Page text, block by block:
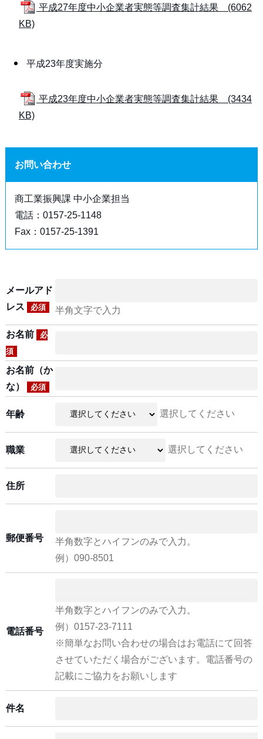
平成27年度中小企業者実態等調査集計結果 (6062
KB)
平成23年度実施分
平成23年度中小企業者実態等調査集計結果 (3434
KB)
お問い合わせ
商工業振興課 中小企業担当
電話：0157-25-1148
Fax：0157-25-1391
メールアド
レス
必須 半角文字で入力
お名前
必
須
お名前（か
な）
必須
年齢 選択してください
職業 選択してください
住所
郵便番号
半角数字とハイフンのみで入力。
例）090-8501
電話番号
半角数字とハイフンのみで入力。
例）0157-23-7111
※簡単なお問い合わせの場合はお電話にて回答
させていただく場合がございます。電話番号の
記載にご協力をお願いします
件名